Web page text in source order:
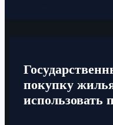
покупку
использовать